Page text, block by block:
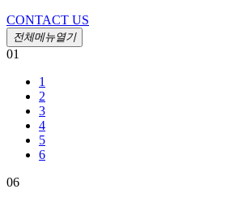
CONTACT US
전체메뉴열기
01
1
2
3
4
5
6
06